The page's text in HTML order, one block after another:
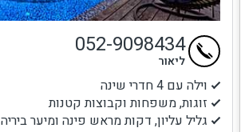
וילה עם 4 חדרי שינה
זוגות, משפחות וקבוצות קטנות
גליל עליון, דקות מראש פינה ומיער ביריה
052-9098434
ליאור